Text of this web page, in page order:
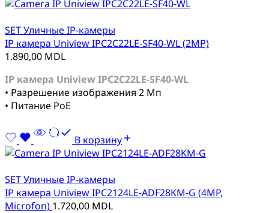
SET Уличные IP-камеры
IP камера Uniview IPC2C22LE-SF40-WL (2MP)
1.890,00 MDL
IP камера Uniview IPC2C22LE-SF40-WL
• Разрешение изображения 2 Мп
• Питание PoE
В корзину
SET Уличные IP-камеры
IP камера Uniview IPC2124LE-ADF28KM-G (4MP,
Microfon) 1.720,00 MDL